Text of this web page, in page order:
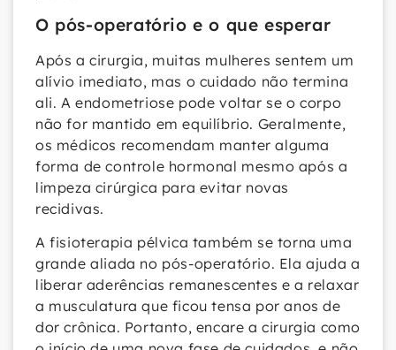
O pós-operatório e o que esperar
Após a cirurgia, muitas mulheres sentem um
alívio imediato, mas o cuidado não termina
ali. A endometriose pode voltar se o corpo
não for mantido em equilíbrio. Geralmente,
os médicos recomendam manter alguma
forma de controle hormonal mesmo após a
limpeza cirúrgica para evitar novas
recidivas.
A fisioterapia pélvica também se torna uma
grande aliada no pós-operatório. Ela ajuda a
liberar aderências remanescentes e a relaxar
a musculatura que ficou tensa por anos de
dor crônica. Portanto, encare a cirurgia como